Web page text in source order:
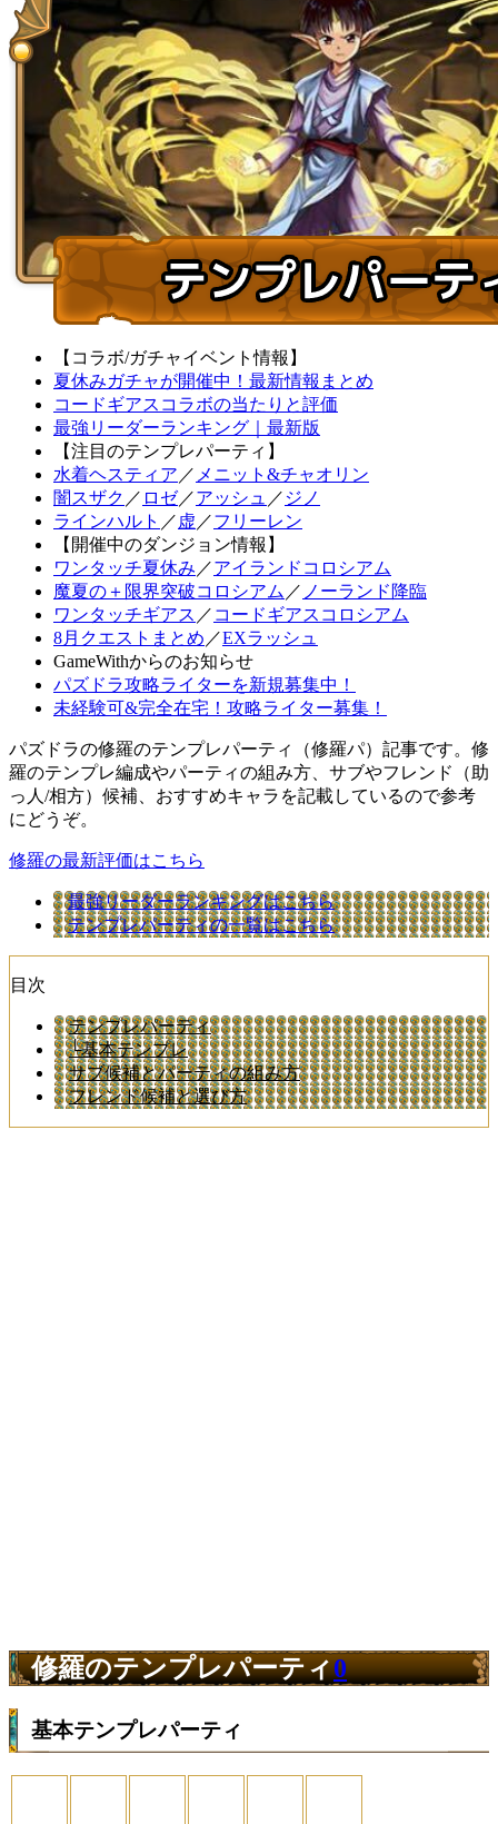
【コラボ/ガチャイベント情報】
夏休みガチャが開催中！最新情報まとめ
コードギアスコラボの当たりと評価
最強リーダーランキング｜最新版
【注目のテンプレパーティ】
水着ヘスティア ／ メニット&チャオリン
闇スザク ／ ロゼ／アッシュ ／ ジノ
ラインハルト ／ 虚 ／フリーレン
【開催中のダンジョン情報】
ワンタッチ夏休み ／アイランドコロシアム
魔夏の＋限界突破コロシアム ／ ノーランド降臨
ワンタッチギアス ／ コードギアスコロシアム
8月クエストまとめ ／EXラッシュ
GameWithからのお知らせ
パズドラ攻略ライターを新規募集中！
未経験可&完全在宅！攻略ライター募集！
パズドラの修羅のテンプレパーティ（修羅パ）記事です。修
羅のテンプレ編成やパーティの組み方、サブやフレンド（助
っ人/相方）候補、おすすめキャラを記載しているので参考
にどうぞ。
修羅の最新評価はこちら
最強リーダーランキングはこちら
テンプレパーティの一覧はこちら
目次
テンプレパーティ
└基本テンプレ
サブ候補とパーティの組み方
フレンド候補と選び方
修羅のテンプレパーティ0
基本テンプレパーティ